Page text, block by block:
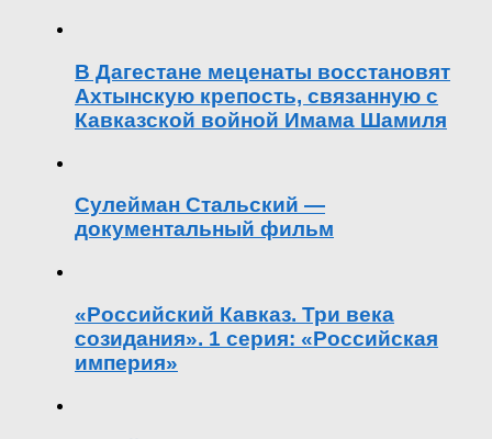
В Дагестане меценаты восстановят
Ахтынскую крепость, связанную с
Кавказской войной Имама Шамиля
Сулейман Стальский —
документальный фильм
«Российский Кавказ. Три века
созидания». 1 серия: «Российская
империя»